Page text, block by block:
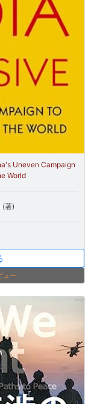
Uneven Campaign
World
著)
ュー